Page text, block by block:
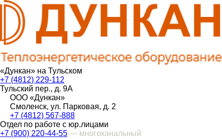
«Дункан» на Тульском
+7 (4812) 229-112
Тульский пер., д. 9А
ООО «Дункан»
Смоленск, ул. Парковая, д. 2
+7 (4812) 567-888
Отдел по работе с юр.лицами
+7 (900) 220-44-55 — многоканальный